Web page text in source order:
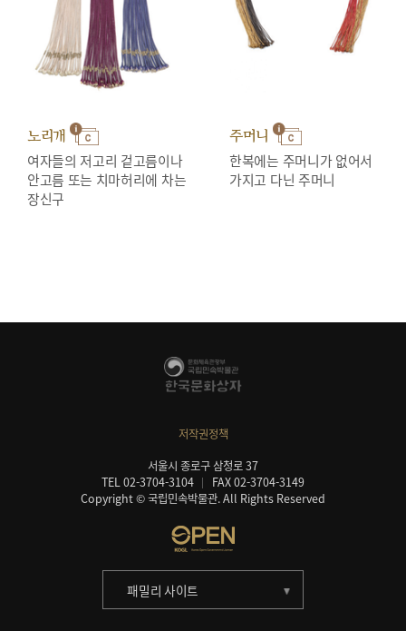
노리개
여자들의 저고리 겉고름이나
안고름 또는 치마허리에 차는
장신구
주머니
한복에는 주머니가 없어서
가지고 다닌 주머니
저작권정책
서울시 종로구 삼청로 37
TEL 02-3704-3104
FAX 02-3704-3149
Copyright © 국립민속박물관. All Rights Reserved
패밀리 사이트